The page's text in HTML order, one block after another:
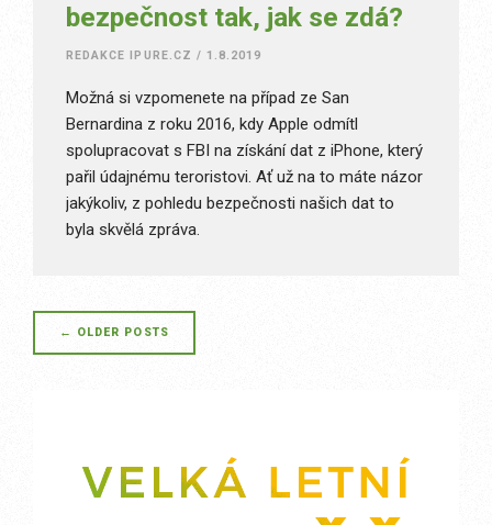
bezpečnost tak, jak se zdá?
REDAKCE IPURE.CZ / 1.8.2019
Možná si vzpomenete na případ ze San
Bernardina z roku 2016, kdy Apple odmítl
spolupracovat s FBI na získání dat z iPhone, který
pařil údajnému teroristovi. Ať už na to máte názor
jakýkoliv, z pohledu bezpečnosti našich dat to
byla skvělá zpráva.
Posts
← OLDER POSTS